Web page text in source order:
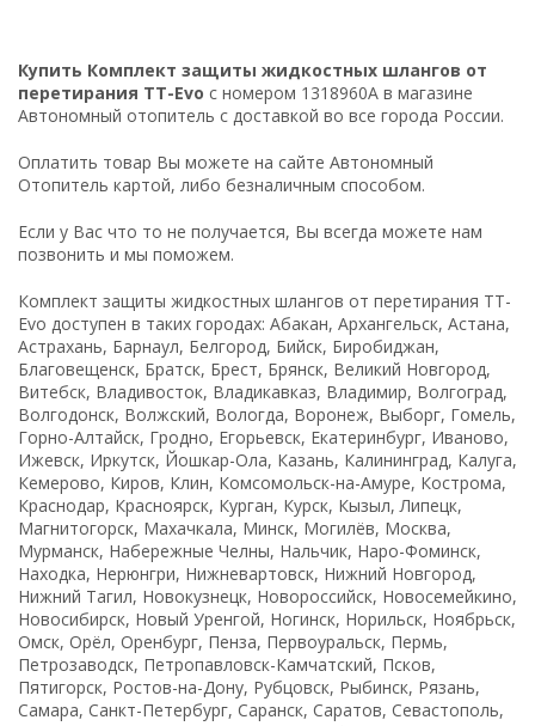
Купить Комплект защиты жидкостных шлангов от
перетирания TТ-Evo с номером 1318960A в магазине
Автономный отопитель с доставкой во все города России.
Оплатить товар Вы можете на сайте Автономный
Отопитель картой, либо безналичным способом.
Если у Вас что то не получается, Вы всегда можете нам
позвонить и мы поможем.
Комплект защиты жидкостных шлангов от перетирания TТ-
Evo доступен в таких городах: Абакан, Архангельск, Астана,
Астрахань, Барнаул, Белгород, Бийск, Биробиджан,
Благовещенск, Братск, Брест, Брянск, Великий Новгород,
Витебск, Владивосток, Владикавказ, Владимир, Волгоград,
Волгодонск, Волжский, Вологда, Воронеж, Выборг, Гомель,
Горно-Алтайск, Гродно, Егорьевск, Екатеринбург, Иваново,
Ижевск, Иркутск, Йошкар-Ола, Казань, Калининград, Калуга,
Кемерово, Киров, Клин, Комсомольск-на-Амуре, Кострома,
Краснодар, Красноярск, Курган, Курск, Кызыл, Липецк,
Магнитогорск, Махачкала, Минск, Могилёв, Москва,
Мурманск, Набережные Челны, Нальчик, Наро-Фоминск,
Находка, Нерюнгри, Нижневартовск, Нижний Новгород,
Нижний Тагил, Новокузнецк, Новороссийск, Новосемейкино,
Новосибирск, Новый Уренгой, Ногинск, Норильск, Ноябрьск,
Омск, Орёл, Оренбург, Пенза, Первоуральск, Пермь,
Петрозаводск, Петропавловск-Камчатский, Псков,
Пятигорск, Ростов-на-Дону, Рубцовск, Рыбинск, Рязань,
Самара, Санкт-Петербург, Саранск, Саратов, Севастополь,